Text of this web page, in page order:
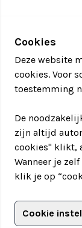
Adverteren?
Cookies
Deze website
cookies. Voor
toestemming
De
zijn altijd
cookies" klikt,
Wanneer je
klik je op
Cookie